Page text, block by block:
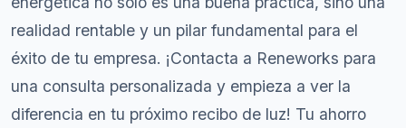
realidad rentable y un pilar fundamental para el
éxito de tu empresa. ¡Contacta a Reneworks para
una consulta personalizada y empieza a ver la
diferencia en tu próximo recibo de luz! Tu ahorro